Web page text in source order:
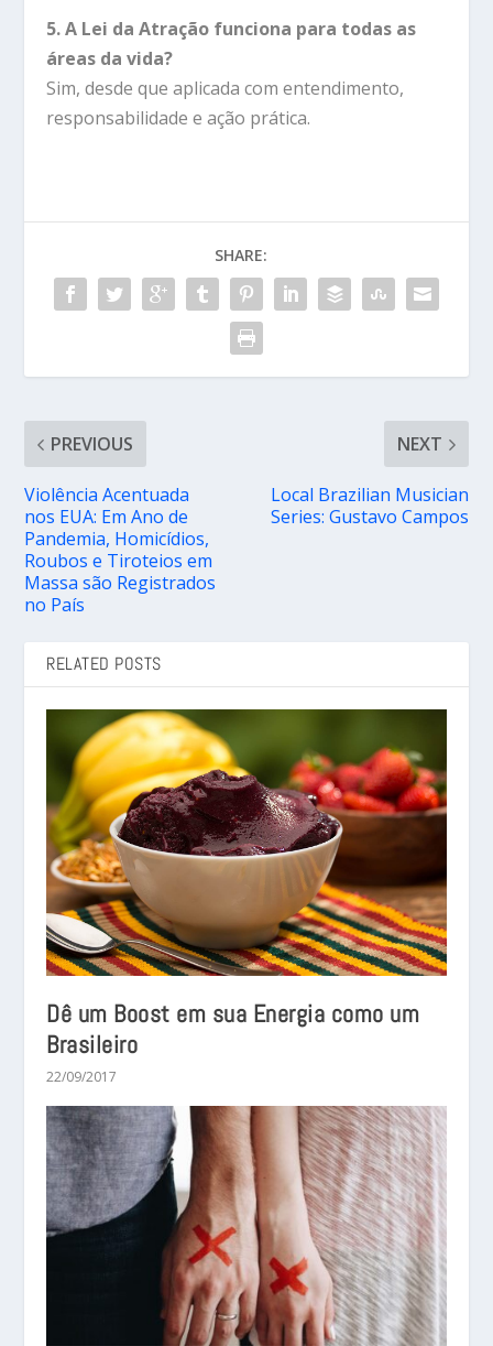
5. A Lei da Atração funciona para todas as
áreas da vida?
Sim, desde que aplicada com entendimento,
responsabilidade e ação prática.
SHARE:
PREVIOUS
Violência Acentuada
nos EUA: Em Ano de
Pandemia, Homicídios,
Roubos e Tiroteios em
Massa são Registrados
no País
NEXT
Local Brazilian Musician
Series: Gustavo Campos
RELATED POSTS
Dê um Boost em sua Energia como um
Brasileiro
22/09/2017